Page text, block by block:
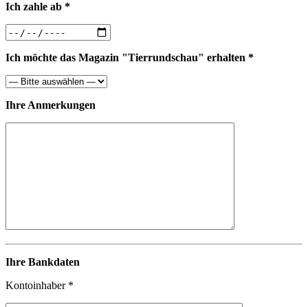
Ich zahle ab *
Ich möchte das Magazin "Tierrundschau" erhalten *
Ihre Anmerkungen
Ihre Bankdaten
Kontoinhaber *